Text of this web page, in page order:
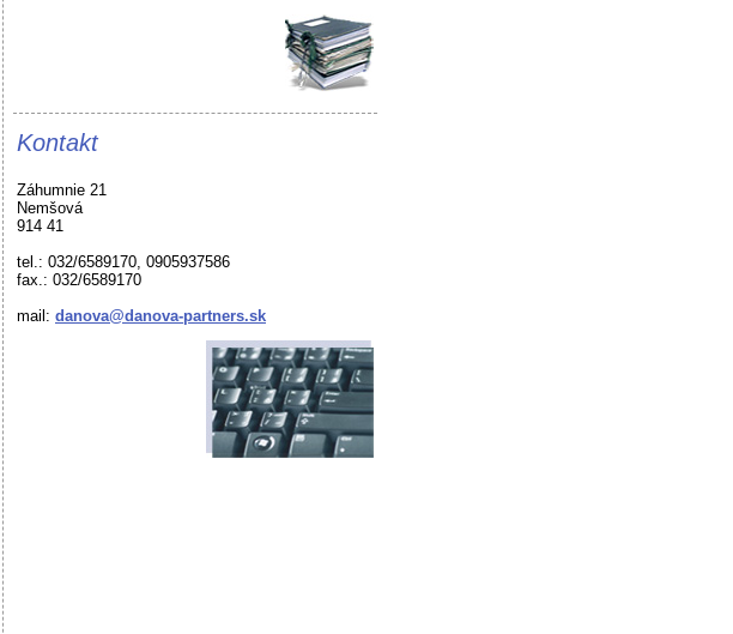
Kontakt
Záhumnie 21
Nemšová
914 41
tel.: 032/6589170, 0905937586
fax.: 032/6589170
mail: danova@danova-partners.sk